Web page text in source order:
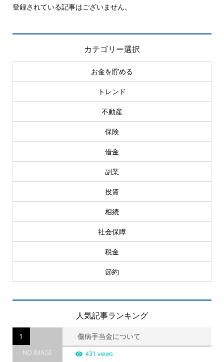
登録されている記事はございません。
カテゴリー選択
お金を貯める
トレンド
不動産
保険
借金
副業
投資
相続
社会保障
税金
節約
人気記事ランキング
1 傷病手当金について
431 views